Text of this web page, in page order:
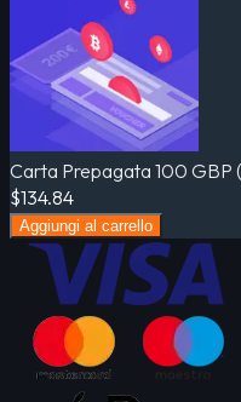
Carta Prepagata 100 GBP
$134.84
Aggiungi al carrello